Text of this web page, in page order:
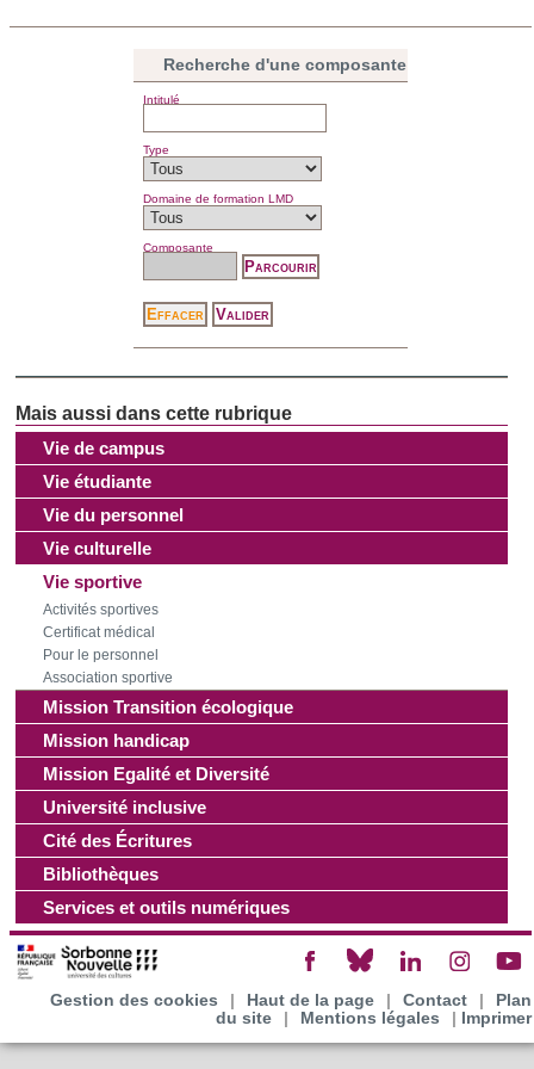
Vie de campus
Vie étudiante
Vie du personnel
Vie culturelle
Vie sportive
Activités sportives
Certificat médical
Pour le personnel
Association sportive
Mission Transition écologique
Mission handicap
Mission Egalité et Diversité
Université inclusive
Cité des Écritures
Bibliothèques
Services et outils numériques
Recherche d'une composante
Intitulé
Type
Domaine de formation LMD
Composante
Gestion des cookies Haut de la page Contact
Plan
du site
Mentions légales Imprimer